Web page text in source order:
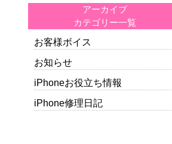
アーカイブ
カテゴリー一覧
お客様ボイス
お知らせ
iPhoneお役立ち情報
iPhone修理日記